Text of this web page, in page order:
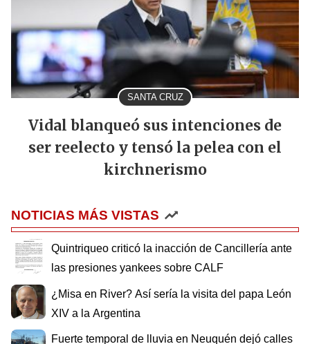
SANTA CRUZ
Vidal blanqueó sus intenciones de
ser reelecto y tensó la pelea con el
kirchnerismo
NOTICIAS MÁS VISTAS
Quintriqueo criticó la inacción de Cancillería ante
las presiones yankees sobre CALF
¿Misa en River? Así sería la visita del papa León
XIV a la Argentina
Fuerte temporal de lluvia en Neuquén dejó calles